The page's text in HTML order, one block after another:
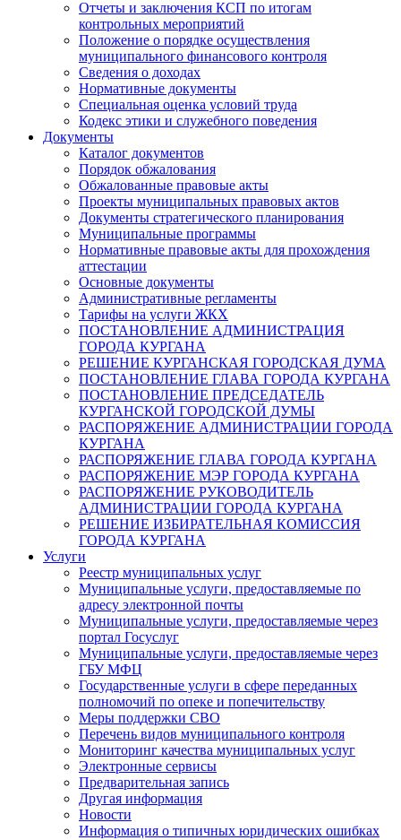
Отчеты и заключения КСП по итогам
контрольных мероприятий
Положение о порядке осуществления
муниципального финансового контроля
Сведения о доходах
Нормативные документы
Специальная оценка условий труда
Кодекс этики и служебного поведения
Документы
Каталог документов
Порядок обжалования
Обжалованные правовые акты
Проекты муниципальных правовых актов
Документы стратегического планирования
Муниципальные программы
Нормативные правовые акты для прохождения
аттестации
Основные документы
Административные регламенты
Тарифы на услуги ЖКХ
ПОСТАНОВЛЕНИЕ АДМИНИСТРАЦИЯ
ГОРОДА КУРГАНА
РЕШЕНИЕ КУРГАНСКАЯ ГОРОДСКАЯ ДУМА
ПОСТАНОВЛЕНИЕ ГЛАВА ГОРОДА КУРГАНА
ПОСТАНОВЛЕНИЕ ПРЕДСЕДАТЕЛЬ
КУРГАНСКОЙ ГОРОДСКОЙ ДУМЫ
РАСПОРЯЖЕНИЕ АДМИНИСТРАЦИИ ГОРОДА
КУРГАНА
РАСПОРЯЖЕНИЕ ГЛАВА ГОРОДА КУРГАНА
РАСПОРЯЖЕНИЕ МЭР ГОРОДА КУРГАНА
РАСПОРЯЖЕНИЕ РУКОВОДИТЕЛЬ
АДМИНИСТРАЦИИ ГОРОДА КУРГАНА
РЕШЕНИЕ ИЗБИРАТЕЛЬНАЯ КОМИССИЯ
ГОРОДА КУРГАНА
Услуги
Реестр муниципальных услуг
Муниципальные услуги, предоставляемые по
адресу электронной почты
Муниципальные услуги, предоставляемые через
портал Госуслуг
Муниципальные услуги, предоставляемые через
ГБУ МФЦ
Государственные услуги в сфере переданных
полномочий по опеке и попечительству
Меры поддержки СВО
Перечень видов муниципального контроля
Мониторинг качества муниципальных услуг
Электронные сервисы
Предварительная запись
Другая информация
Новости
Информация о типичных юридических ошибках